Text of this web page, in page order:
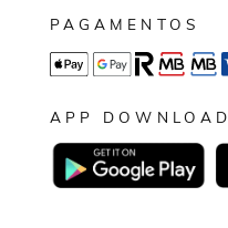
PAGAMENTOS
APP DOWNLOAD